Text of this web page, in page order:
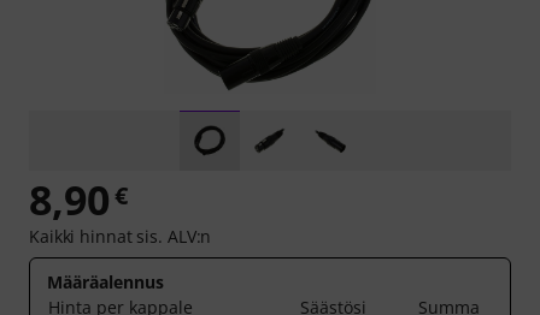
8,90€
Kaikki hinnat sis. ALV:n
Määräalennus
Hinta per kappale
Säästösi
Summa